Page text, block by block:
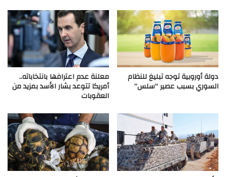
دولة أوروبية توجه تبليغ للنظام
السوري بسبب عصير “سلس”
معلنة عدم اعترافها بانتخاباته..
أمريكا تتوعد بشار الأسد بمزيد من
العقوبات